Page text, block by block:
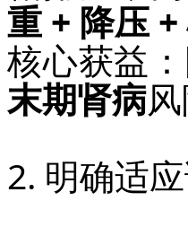
重 + 降压
核心获益
末期肾病
2. 明确适